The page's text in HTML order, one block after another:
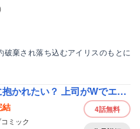
）
破棄され落ち込むアイリスのもとに
でエロ全開に迫ってきます！！《Pinkcherie》
結
ミック
4話無料